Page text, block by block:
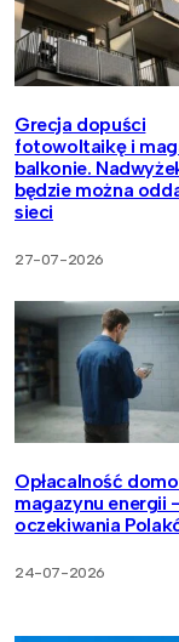
Grecja dopuści
fotowoltaikę i
balkonie.
będzie można
sieci
27-07-2026
Opłacalność
magazynu energii
oczekiwania
24-07-2026